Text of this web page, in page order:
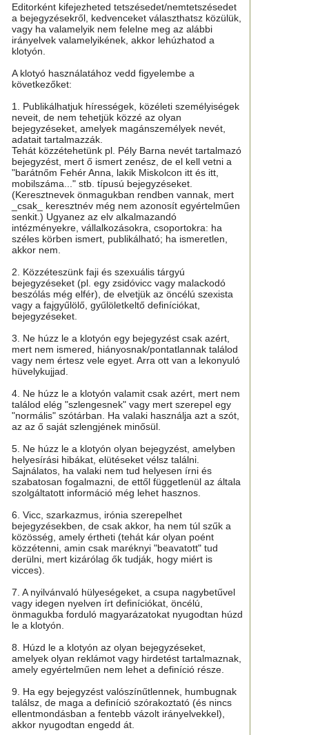
Editorként kifejezheted tetszésedet/nemtetszésedet
a bejegyzésekről, kedvenceket választhatsz közülük,
vagy ha valamelyik nem felelne meg az alábbi
irányelvek valamelyikének, akkor lehúzhatod a
klotyón.
A klotyó használatához vedd figyelembe a
következőket:
1. Publikálhatjuk hírességek, közéleti személyiségek
neveit, de nem tehetjük közzé az olyan
bejegyzéseket, amelyek magánszemélyek nevét,
adatait tartalmazzák.
Tehát közzétehetünk pl. Pély Barna nevét tartalmazó
bejegyzést, mert ő ismert zenész, de el kell vetni a
"barátnőm Fehér Anna, lakik Miskolcon itt és itt,
mobilszáma..." stb. típusú bejegyzéseket.
(Keresztnevek önmagukban rendben vannak, mert
_csak_ keresztnév még nem azonosít egyértelműen
senkit.) Ugyanez az elv alkalmazandó
intézményekre, vállalkozásokra, csoportokra: ha
széles körben ismert, publikálható; ha ismeretlen,
akkor nem.
2. Közzéteszünk faji és szexuális tárgyú
bejegyzéseket (pl. egy zsidóvicc vagy malackodó
beszólás még elfér), de elvetjük az öncélú szexista
vagy a fajgyűlölő, gyűlöletkeltő definíciókat,
bejegyzéseket.
3. Ne húzz le a klotyón egy bejegyzést csak azért,
mert nem ismered, hiányosnak/pontatlannak találod
vagy nem értesz vele egyet. Arra ott van a lekonyuló
hüvelykujjad.
4. Ne húzz le a klotyón valamit csak azért, mert nem
találod elég "szlengesnek" vagy mert szerepel egy
"normális" szótárban. Ha valaki használja azt a szót,
az az ő saját szlengjének minősül.
5. Ne húzz le a klotyón olyan bejegyzést, amelyben
helyesírási hibákat, elütéseket vélsz találni.
Sajnálatos, ha valaki nem tud helyesen írni és
szabatosan fogalmazni, de ettől függetlenül az általa
szolgáltatott információ még lehet hasznos.
6. Vicc, szarkazmus, irónia szerepelhet
bejegyzésekben, de csak akkor, ha nem túl szűk a
közösség, amely értheti (tehát kár olyan poént
közzétenni, amin csak maréknyi "beavatott" tud
derülni, mert kizárólag ők tudják, hogy miért is
vicces).
7. A nyilvánvaló hülyeségeket, a csupa nagybetűvel
vagy idegen nyelven írt definíciókat, öncélú,
önmagukba forduló magyarázatokat nyugodtan húzd
le a klotyón.
8. Húzd le a klotyón az olyan bejegyzéseket,
amelyek olyan reklámot vagy hirdetést tartalmaznak,
amely egyértelműen nem lehet a definíció része.
9. Ha egy bejegyzést valószínűtlennek, humbugnak
találsz, de maga a definíció szórakoztató (és nincs
ellentmondásban a fentebb vázolt irányelvekkel),
akkor nyugodtan engedd át.